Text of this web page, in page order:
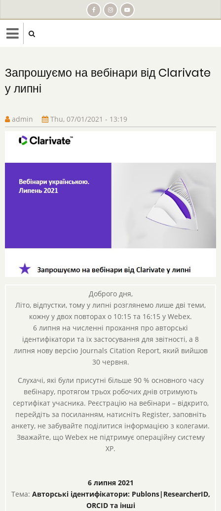
to
main
content
Запрошуємо на вебінари від Clarivate
у липні
admin Thu, 07/01/2021 - 13:19
Доброго дня,
Літо, відпустки, тому у липні розглянемо лише дві теми,
кожну у двох повторах о 10:15 та 16:15 у Webex.
6 липня на численні прохання про авторські
ідентифікатори та їх застосування для звітності, а 8
липня нову версію Journals Citation Report, який вийшов
30 червня.
Слухачі, які були присутні більше 90 % основного часу
вебінару, протягом трьох робочих днів отримують
сертифікат учасника. Реєстрацію на вебінари – відкрито,
перейдіть за посиланням, натисніть Register, заповніть
анкету, не забувайте поділитися інформацією з колегами.
Зважайте, що Webex не підтримує операційну систему
XP.
6 липня 2021
Тема: Авторські ідентифікатори: Publons|ResearcherID,
ORCID та інші